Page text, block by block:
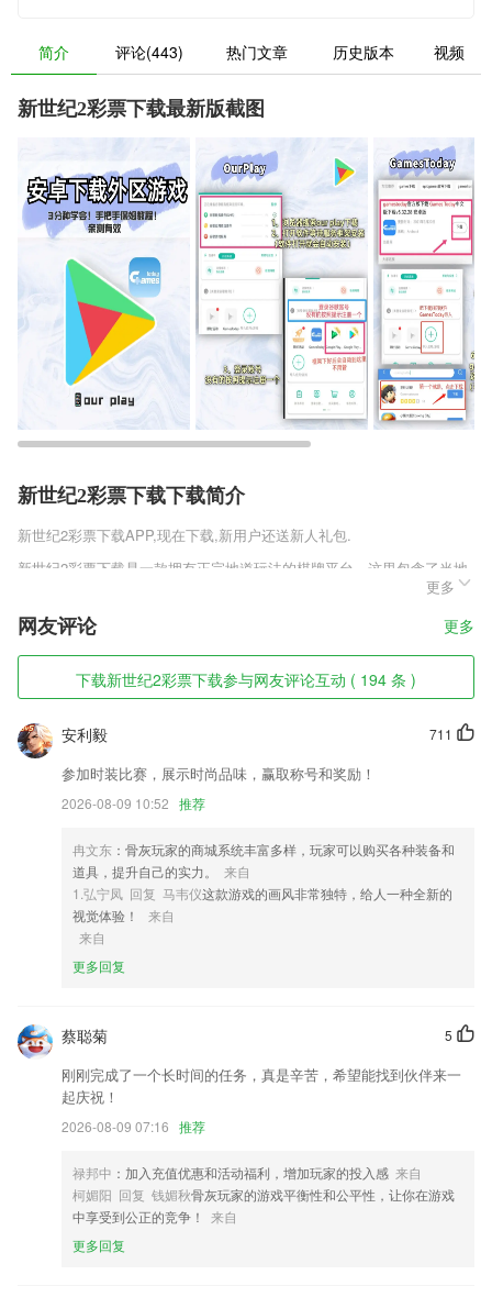
简介 评论(443) 热门文章 历史版本 视频
新世纪2彩票下载最新版截图
新世纪2彩票下载下载简介
新世纪2彩票下载APP,现在下载,新用户还送新人礼包.
新世纪2彩票下载是一款拥有正宗地道玩法的棋牌平台，这里包含了当地
各种大大小小的棋牌玩法，种类十分繁多，玩家可以在平台当中自定义各
种的竞技玩法，让你免费获得金币以及各种免费房卡，要你设立房间邀约
好友参与，在平台之中和真实好友进行趣味切磋，掌握各种技巧。
新世纪2彩票下载软件特色
1,全面信息，里面都是一些全面的信息，能够为每一个驾驶员提供了更多
的服务。
2,智能推荐：懂你的钱塘为你推荐喜爱的书籍 从此再无书荒烦恼
3,支持从Android 5以上的所有版本，尺、尺子兼容性超好；
5,研发核心物理设计对身体零伤害，采用进口食品级硅胶，佩戴舒适
6,加入入学保障计划，并根据标准和要求设计计划。如果志愿者失败，您
将获得20，000元的赔偿。
新世纪2彩票下载软件优势
2.设置最新志愿填报系统，方便你填报志愿信息；
3.丰富多样的课程都可以随时去获取，用户每次学习都可以掌握到更多的
4.提供课表查询、作业批改、自我能力提升等服务
5.拥有多种多样的训练方式，用户可以自由选择需要的方式来进行训练
6.可以在没有网络的情况下继续使用。
新世纪2彩票下载更新了什么?
更多
网友评论 更多
下载新世纪2彩票下载参与网友评论互动 ( 194 条 )
711
安利毅
参加时装比赛，展示时尚品味，赢取称号和奖励！
2026-08-09 10:52 推荐
冉文东 ：骨灰玩家的商城系统丰富多样，玩家可以购买各种装备和
道具，提升自己的实力。
来自
1.弘宁凤 回复 马韦仪这款游戏的画风非常独特，给人一种全新的
视觉体验！
来自
来自
更多回复
5
蔡聪菊
刚刚完成了一个长时间的任务，真是辛苦，希望能找到伙伴来一
起庆祝！
2026-08-09 07:16 推荐
禄邦中 ：加入充值优惠和活动福利，增加玩家的投入感 来自
柯媚阳 回复 钱媚秋骨灰玩家的游戏平衡性和公平性，让你在游戏
中享受到公正的竞争！
来自
更多回复